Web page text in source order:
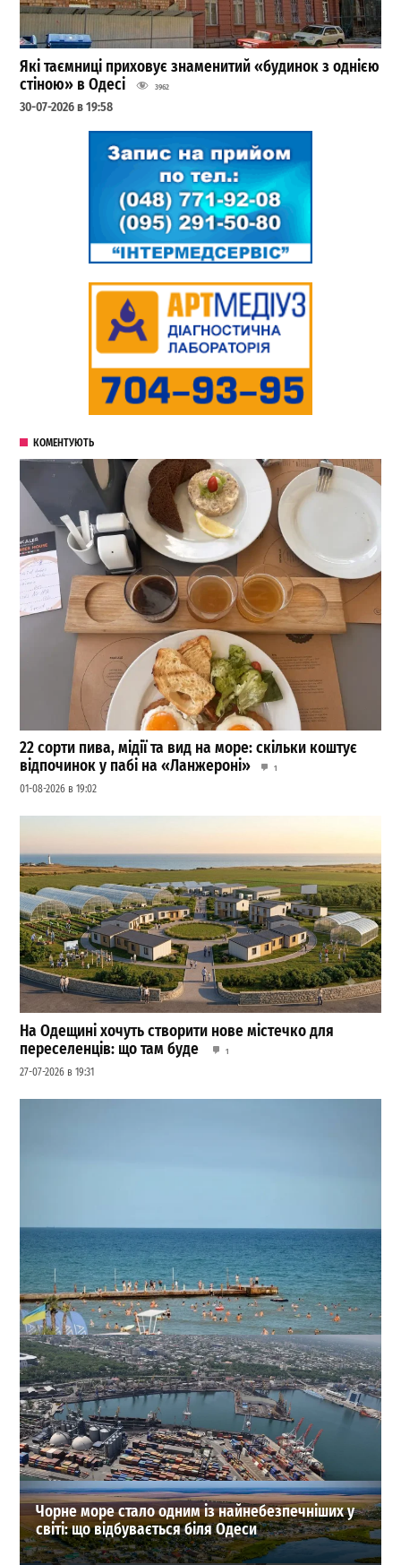
Які таємниці приховує знаменитий «будинок з однією
стіною» в Одесі
3962
30-07-2026 в 19:58
КОМЕНТУЮТЬ
22 сорти пива, мідії та вид на море: скільки коштує
відпочинок у пабі на «Ланжероні»
1
01-08-2026 в 19:02
На Одещині хочуть створити нове містечко для
переселенців: що там буде
1
27-07-2026 в 19:31
Море біля берегів Одеси порадує відпочивальників:
температура води 3 серпня
03-08-2026 в 07:18
ВИБІР РЕДАКЦІЇ
Чорне море стало одним із найнебезпечніших у
світі: що відбувається біля Одеси